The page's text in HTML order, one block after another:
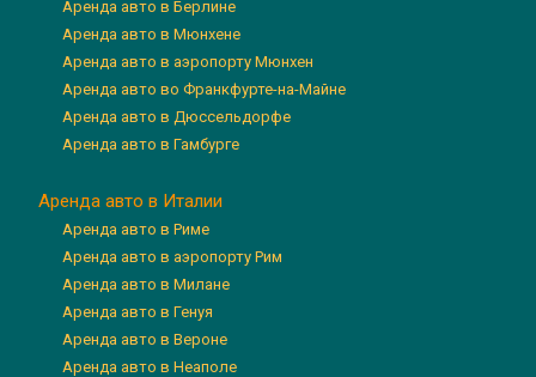
Аренда авто в Берлине
Аренда авто в Мюнхене
Аренда авто в аэропорту Мюнхен
Аренда авто во Франкфурте-на-Майне
Аренда авто в Дюссельдорфе
Аренда авто в Гамбурге
Аренда авто в Италии
Аренда авто в Риме
Аренда авто в аэропорту Рим
Аренда авто в Милане
Аренда авто в Генуя
Аренда авто в Вероне
Аренда авто в Неаполе